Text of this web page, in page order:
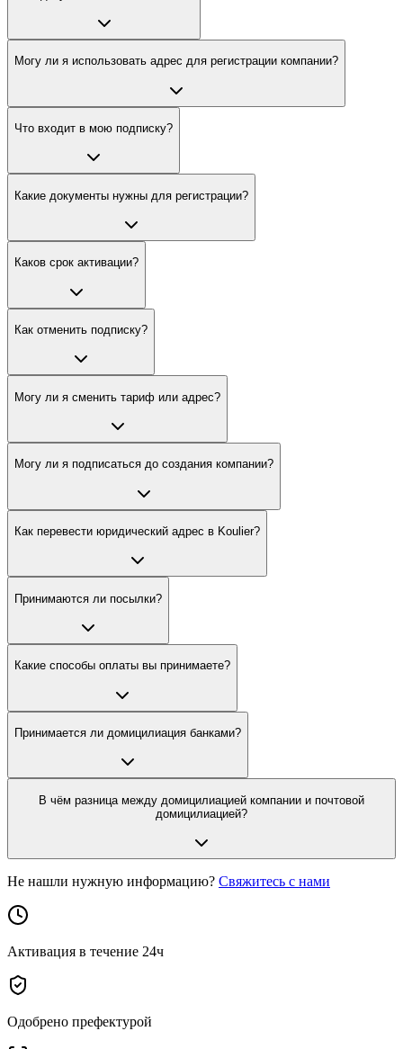
Могу ли я использовать адрес для регистрации компании?
Что входит в мою подписку?
Какие документы нужны для регистрации?
Каков срок активации?
Как отменить подписку?
Могу ли я сменить тариф или адрес?
Могу ли я подписаться до создания компании?
Как перевести юридический адрес в Koulier?
Принимаются ли посылки?
Какие способы оплаты вы принимаете?
Принимается ли домицилиация банками?
В чём разница между домицилиацией компании и почтовой
домицилиацией?
Не нашли нужную информацию? Свяжитесь с нами
Активация в течение 24ч
Одобрено префектурой